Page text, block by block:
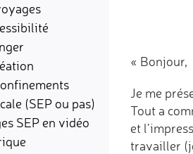
(SEP ou pas)
SEP en vidéo
« Bonjour,
Je me
Tout a
et
travailler